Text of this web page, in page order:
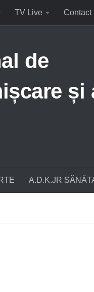
TV Live Contact
de
și
A.D.K.JR